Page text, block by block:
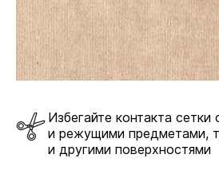
Избегайте контакта сетки
и режущими предметами,
и другими поверхностями